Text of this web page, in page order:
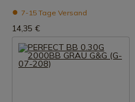
7-15 Tage Versand
14,35 €